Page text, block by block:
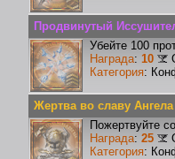
Продвинутый
Убейте 100
Награда: 10
Категория:
Жертва во славу
Пожертвуйте
Награда: 25
Категория: